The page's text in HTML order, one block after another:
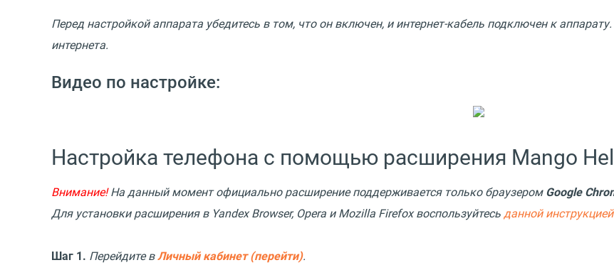
Перед настройкой аппарата убедитесь в том, что он включен, и интернет-кабель подключен к
интернета.
Видео по настройке:
Настройка телефона с помощью расширения Mango
Внимание!На данный момент официально расширение поддерживается только браузером Google
Для установки расширения в Yandex Browser, Opera и Mozilla Firefox воспользуйтесь данной инструкцией
Шаг 1. Перейдите вЛичный кабинет (перейти).